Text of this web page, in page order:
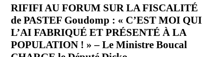
RIFIFI AU FORUM SUR LA FISCALITÉ
de PASTEF Goudomp : « C’EST MOI QUI
L’AI FABRIQUÉ ET PRÉSENTÉ À LA
POPULATION ! » – Le Ministre Boucal